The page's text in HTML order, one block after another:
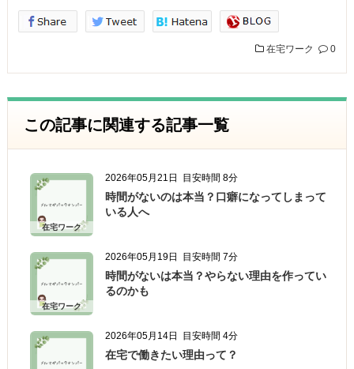
在宅ワーク 0
この記事に関連する記事一覧
在宅ワーク
2026年05月21日 目安時間 8分
時間がないのは本当？口癖になってしまって
いる人へ
在宅ワーク
2026年05月19日 目安時間 7分
時間がないは本当？やらない理由を作ってい
るのかも
2026年05月14日 目安時間 4分
在宅で働きたい理由って？